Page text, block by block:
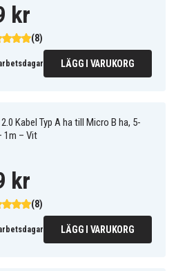
(8)
kr
LÄGG I VARUKORG
2.0 Kabel Typ A ha till Micro B ha, 5-
1m – Vit
(8)
kr
LÄGG I VARUKORG